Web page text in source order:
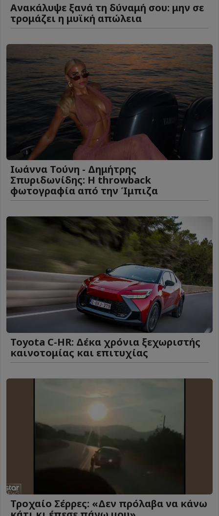
Ανακάλυψε ξανά τη δύναμή σου: μην σε
τρομάζει η μυϊκή απώλεια
Ιωάννα Τούνη - Δημήτρης
Σπυριδωνίδης: Η throwback
φωτογραφία από την Ίμπιζα
Toyota C-HR: Δέκα χρόνια ξεχωριστής
καινοτομίας και επιτυχίας
Τροχαίο Σέρρες: «Δεν πρόλαβα να κάνω